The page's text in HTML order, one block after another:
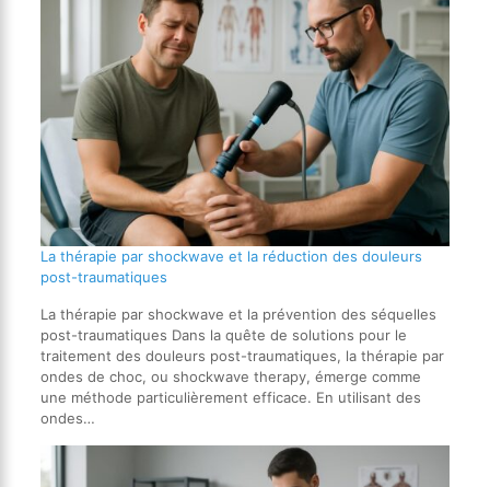
La thérapie par shockwave et la réduction des douleurs
post-traumatiques
La thérapie par shockwave et la prévention des séquelles
post-traumatiques Dans la quête de solutions pour le
traitement des douleurs post-traumatiques, la thérapie par
ondes de choc, ou shockwave therapy, émerge comme
une méthode particulièrement efficace. En utilisant des
ondes…